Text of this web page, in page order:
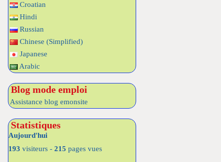
Croatian
Hindi
Russian
Chinese (Simplified)
Japanese
Arabic
Blog mode emploi
Assistance blog emonsite
Statistiques
Aujourd'hui
193 visiteurs - 215 pages vues